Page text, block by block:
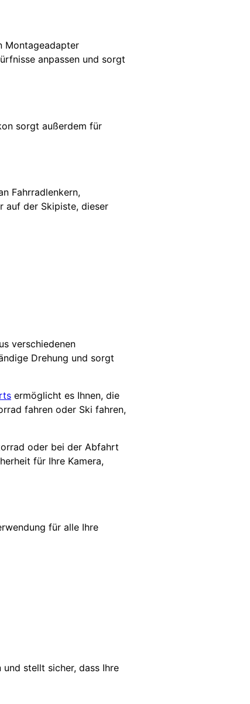
Montageadapter
anpassen und sorgt
sorgt außerdem für
Fahrradlenkern,
auf der Skipiste, dieser
verschiedenen
Drehung und sorgt
ermöglicht es Ihnen, die
fahren oder Ski fahren,
oder bei der Abfahrt
für Ihre Kamera,
für alle Ihre
stellt sicher, dass Ihre